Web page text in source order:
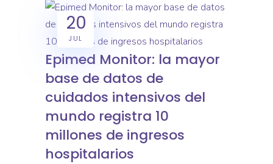
20
JUL
Epimed Monitor: la mayor
base de datos de
cuidados intensivos del
mundo registra 10
millones de ingresos
hospitalarios